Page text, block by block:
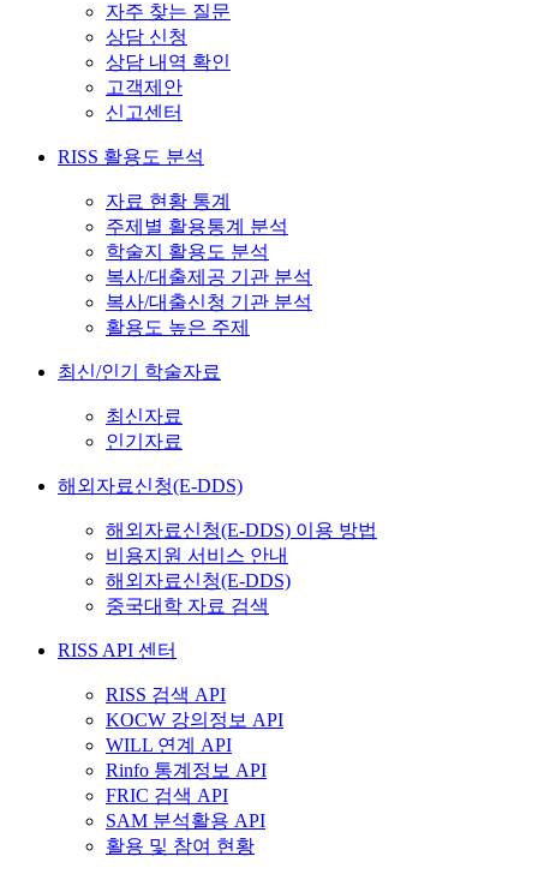
자주 찾는 질문
상담 신청
상담 내역 확인
고객제안
신고센터
RISS 활용도 분석
자료 현황 통계
주제별 활용통계 분석
학술지 활용도 분석
복사/대출제공 기관 분석
복사/대출신청 기관 분석
활용도 높은 주제
최신/인기 학술자료
최신자료
인기자료
해외자료신청(E-DDS)
해외자료신청(E-DDS) 이용 방법
비용지원 서비스 안내
해외자료신청(E-DDS)
중국대학 자료 검색
RISS API 센터
RISS 검색 API
KOCW 강의정보 API
WILL 연계 API
Rinfo 통계정보 API
FRIC 검색 API
SAM 분석활용 API
활용 및 참여 현황